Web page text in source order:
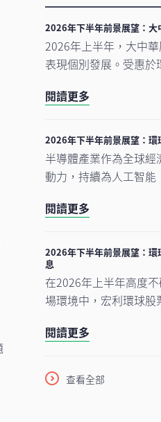
2026年下半年前景展望：大
2026年上半年，大中
表現個別發展。受惠於
現強勁，中國A股及台灣
明晟中國指數出現回調
賣市場激烈競爭下商業
以及AI資本開支上升所
中。在今次下半年展望
於2026年下半年表現的
因素。此外，投資團隊
好台灣地區科技產業增
延續的原因。
閱讀更多
2026年下半年前景展望：環
半導體產業作為全球經
動力，持續為人工智能
供關鍵技術支援。正如
性需求及實質基建投資
整生態系統。隨著行業
上半年錄得亮麗表現，
展望仍然正面，認為在
AI使用率仍處於起步階
下半年，並進一步推進
閱讀更多
2026年下半年前景展望：環
息
在2026年上半年高度
場環境中，宏利環球股
穩健 ，並展現出相對較
投資支柱，採取以收益
略，並在全球多元分散
閱讀更多
查看全部